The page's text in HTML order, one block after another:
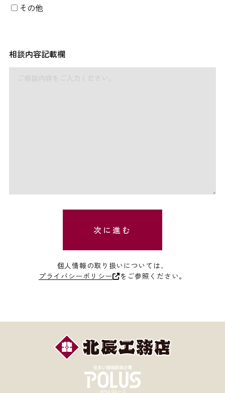
その他
相談内容記載欄
次に進む
個人情報の取り扱いについては、
プライバシーポリシー
をご参照ください。